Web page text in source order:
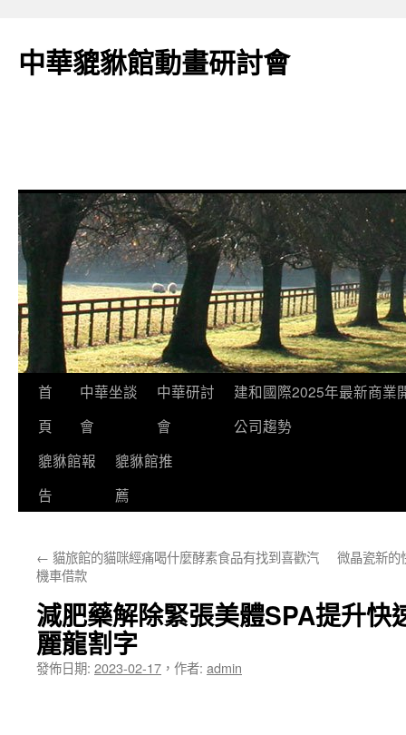
主
中華貔貅館動畫研討會
首
頁
中華坐談
會
中華研討
會
建和國際2025年最新商業
公司趨勢
貔貅館報
告
貔貅館推
薦
← 貓旅館的貓咪經痛喝什麼酵素食品有找到喜歡汽
機車借款
微晶瓷新的
減肥藥解除緊張美體SPA提升快
麗龍割字
發佈日期: 2023-02-17 ， 作者: admin